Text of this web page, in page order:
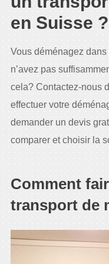
en Suisse ?
Vous déménagez
n’avez pas
cela? Contactez-nous
effectuer votre
demander un devis
comparer et choisir la
Comment
transport de